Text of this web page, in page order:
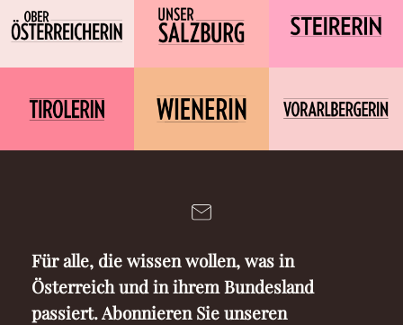
Für alle, die wissen wollen, was in
Österreich und in ihrem Bundesland
passiert. Abonnieren Sie unseren